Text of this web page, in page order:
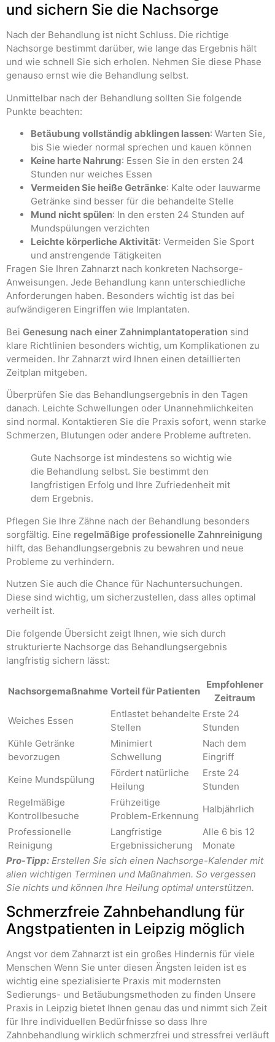
und sichern Sie die Nachsorge
Nach der Behandlung ist nicht Schluss. Die richtige
Nachsorge bestimmt darüber, wie lange das Ergebnis hält
und wie schnell Sie sich erholen. Nehmen Sie diese Phase
genauso ernst wie die Behandlung selbst.
Unmittelbar nach der Behandlung sollten Sie folgende
Punkte beachten:
Betäubung vollständig abklingen lassen: Warten Sie,
bis Sie wieder normal sprechen und kauen können
Keine harte Nahrung: Essen Sie in den ersten 24
Stunden nur weiches Essen
Vermeiden Sie heiße Getränke: Kalte oder lauwarme
Getränke sind besser für die behandelte Stelle
Mund nicht spülen: In den ersten 24 Stunden auf
Mundspülungen verzichten
Leichte körperliche Aktivität: Vermeiden Sie Sport
und anstrengende Tätigkeiten
Fragen Sie Ihren Zahnarzt nach konkreten Nachsorge-
Anweisungen. Jede Behandlung kann unterschiedliche
Anforderungen haben. Besonders wichtig ist das bei
aufwändigeren Eingriffen wie Implantaten.
Bei Genesung nach einer Zahnimplantatoperation sind
klare Richtlinien besonders wichtig, um Komplikationen zu
vermeiden. Ihr Zahnarzt wird Ihnen einen detaillierten
Zeitplan mitgeben.
Überprüfen Sie das Behandlungsergebnis in den Tagen
danach. Leichte Schwellungen oder Unannehmlichkeiten
sind normal. Kontaktieren Sie die Praxis sofort, wenn starke
Schmerzen, Blutungen oder andere Probleme auftreten.
Gute Nachsorge ist mindestens so wichtig wie
die Behandlung selbst. Sie bestimmt den
langfristigen Erfolg und Ihre Zufriedenheit mit
dem Ergebnis.
Pflegen Sie Ihre Zähne nach der Behandlung besonders
sorgfältig. Eine regelmäßige professionelle Zahnreinigung
hilft, das Behandlungsergebnis zu bewahren und neue
Probleme zu verhindern.
Nutzen Sie auch die Chance für Nachuntersuchungen.
Diese sind wichtig, um sicherzustellen, dass alles optimal
verheilt ist.
Die folgende Übersicht zeigt Ihnen, wie sich durch
strukturierte Nachsorge das Behandlungsergebnis
langfristig sichern lässt:
Nachsorgemaßnahme Vorteil für Patienten
Empfohlener
Zeitraum
Weiches Essen
Entlastet behandelte
Stellen
Erste 24
Stunden
Kühle Getränke
bevorzugen
Minimiert
Schwellung
Nach dem
Eingriff
Keine Mundspülung
Fördert natürliche
Heilung
Erste 24
Stunden
Regelmäßige
Kontrollbesuche
Frühzeitige
Problem-Erkennung
Halbjährlich
Professionelle
Reinigung
Langfristige
Ergebnissicherung
Alle 6 bis 12
Monate
Pro-Tipp: Erstellen Sie sich einen Nachsorge-Kalender mit
allen wichtigen Terminen und Maßnahmen. So vergessen
Sie nichts und können Ihre Heilung optimal unterstützen.
Schmerzfreie Zahnbehandlung für
Angstpatienten in Leipzig möglich
Angst vor dem Zahnarzt ist ein großes Hindernis für viele
Menschen Wenn Sie unter diesen Ängsten leiden ist es
wichtig eine spezialisierte Praxis mit modernsten
Sedierungs- und Betäubungsmethoden zu finden Unsere
Praxis in Leipzig bietet Ihnen genau das und nimmt sich Zeit
für Ihre individuellen Bedürfnisse so dass Ihre
Zahnbehandlung wirklich schmerzfrei und stressfrei verläuft